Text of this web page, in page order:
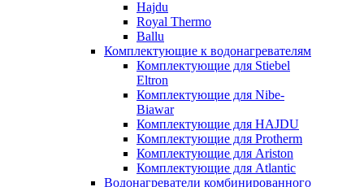
Hajdu
Royal Thermo
Ballu
Комплектующие к водонагревателям
Комплектующие для Stiebel
Eltron
Комплектующие для Nibe-
Biawar
Комплектующие для HAJDU
Комплектующие для Protherm
Комплектующие для Ariston
Комплектующие для Atlantic
Водонагреватели комбинированного